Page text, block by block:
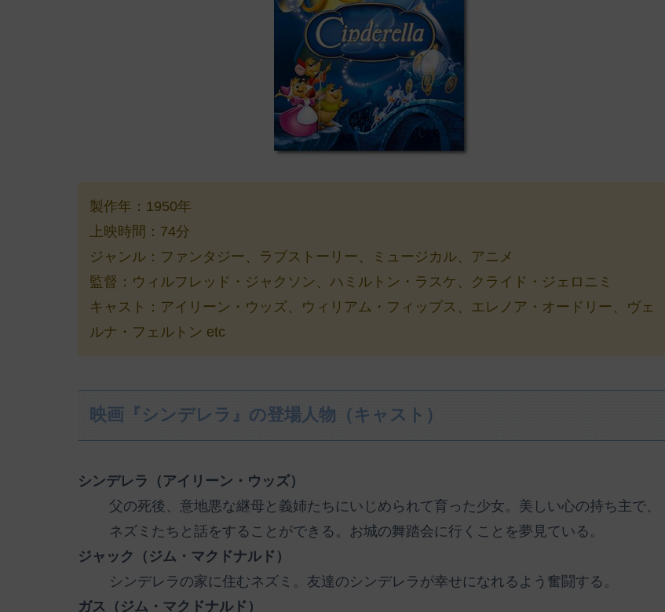
製作年：1950年
上映時間：74分
ジャンル：ファンタジー、ラブストーリー、ミュージカル、アニメ
監督：ウィルフレッド・ジャクソン、ハミルトン・ラスケ、クライド・ジェロニミ
キャスト：アイリーン・ウッズ、ウィリアム・フィップス、エレノア・オードリー、ヴェ
ルナ・フェルトン etc
映画『シンデレラ』の登場人物（キャスト）
シンデレラ（アイリーン・ウッズ）
父の死後、意地悪な継母と義姉たちにいじめられて育った少女。美しい心の持ち主で、
ネズミたちと話をすることができる。お城の舞踏会に行くことを夢見ている。
ジャック（ジム・マクドナルド）
シンデレラの家に住むネズミ。友達のシンデレラが幸せになれるよう奮闘する。
ガス（ジム・マクドナルド）